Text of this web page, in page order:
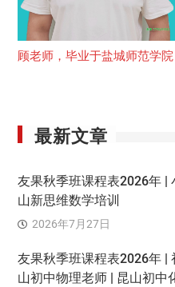
顾老师，毕业于盐城师范学院
最新文章
友果秋季班课程表2026年 |
山新思维数学培训
2026年7月27日
友果秋季班课程表2026年 |
山初中物理老师 | 昆山初中